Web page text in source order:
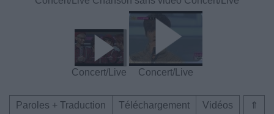
Concert/Live Concert/Live
⇑
Paroles + Traduction Téléchargement
Vidéos